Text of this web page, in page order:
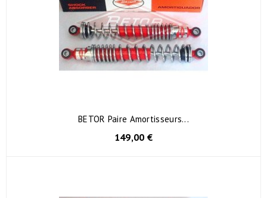
BETOR Paire Amortisseurs...
149,00 €